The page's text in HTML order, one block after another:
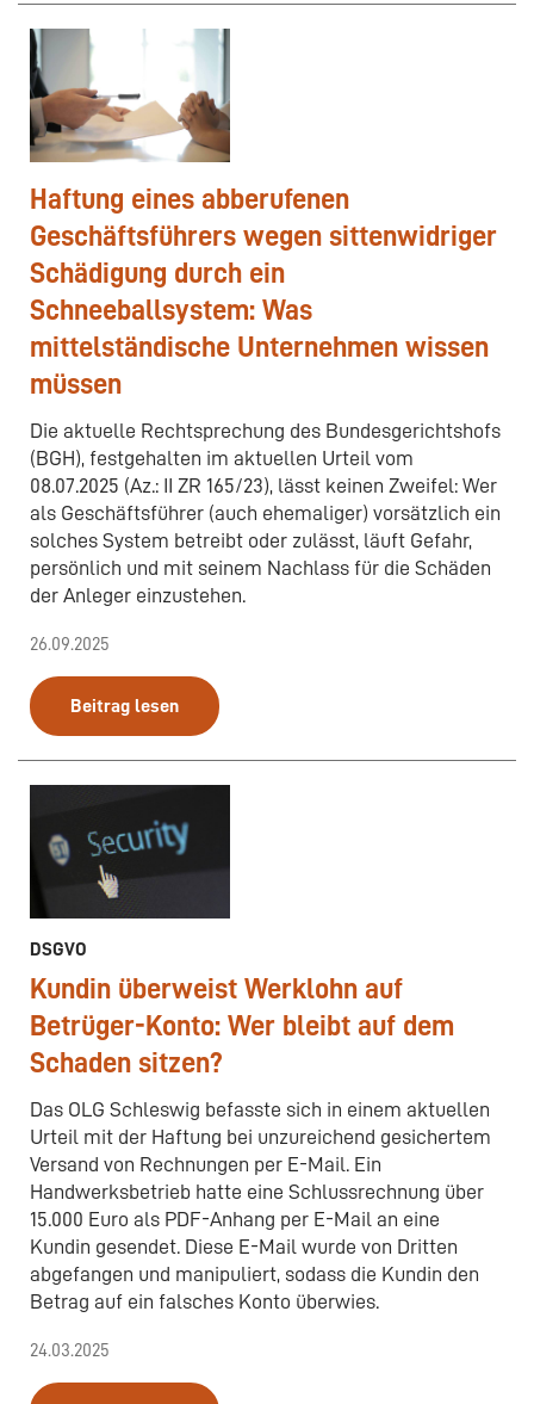
Haftung eines abberufenen
Geschäftsführers wegen sittenwidriger
Schädigung durch ein
Schneeballsystem: Was
mittelständische Unternehmen wissen
müssen
Die aktuelle Rechtsprechung des Bundesgerichtshofs
(BGH), festgehalten im aktuellen Urteil vom
08.07.2025 (Az.: II ZR 165/23), lässt keinen Zweifel: Wer
als Geschäftsführer (auch ehemaliger) vorsätzlich ein
solches System betreibt oder zulässt, läuft Gefahr,
persönlich und mit seinem Nachlass für die Schäden
der Anleger einzustehen.
26.09.2025
Beitrag lesen
DSGVO
Kundin überweist Werklohn auf
Betrüger-Konto: Wer bleibt auf dem
Schaden sitzen?
Das OLG Schleswig befasste sich in einem aktuellen
Urteil mit der Haftung bei unzureichend gesichertem
Versand von Rechnungen per E-Mail. Ein
Handwerksbetrieb hatte eine Schlussrechnung über
15.000 Euro als PDF-Anhang per E-Mail an eine
Kundin gesendet. Diese E-Mail wurde von Dritten
abgefangen und manipuliert, sodass die Kundin den
Betrag auf ein falsches Konto überwies. ​
24.03.2025